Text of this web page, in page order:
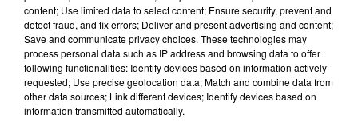
Lecture (3 min)
100%
100% Radio les infos de l'Ariege
content; Use limited data to select content; Ensure security, prevent and
detect fraud, and fix errors; Deliver and present advertising and content;
Save and communicate privacy choices. These technologies may
process personal data such as IP address and browsing data to offer
following functionalities: Identify devices based on information actively
requested; Use precise geolocation data; Match and combine data from
other data sources; Link different devices; Identify devices based on
information transmitted automatically.